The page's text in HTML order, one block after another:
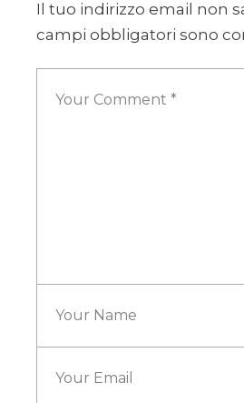
Il tuo indirizzo email non
campi obbligatori sono